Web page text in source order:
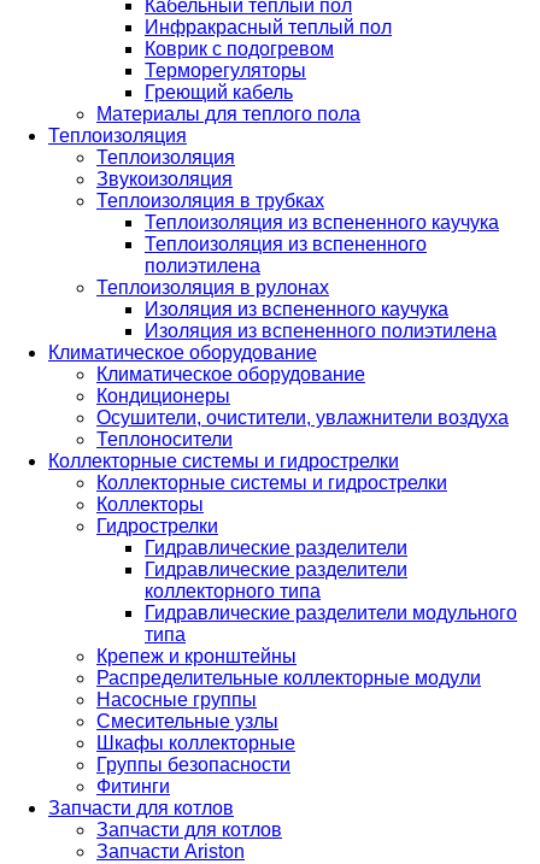
Кабельный теплый пол
Инфракрасный теплый пол
Коврик с подогревом
Терморегуляторы
Греющий кабель
Материалы для теплого пола
Теплоизоляция
Теплоизоляция
Звукоизоляция
Теплоизоляция в трубках
Теплоизоляция из вспененного каучука
Теплоизоляция из вспененного
полиэтилена
Теплоизоляция в рулонах
Изоляция из вспененного каучука
Изоляция из вспененного полиэтилена
Климатическое оборудование
Климатическое оборудование
Кондиционеры
Осушители, очистители, увлажнители воздуха
Теплоносители
Коллекторные системы и гидрострелки
Коллекторные системы и гидрострелки
Коллекторы
Гидрострелки
Гидравлические разделители
Гидравлические разделители
коллекторного типа
Гидравлические разделители модульного
типа
Крепеж и кронштейны
Распределительные коллекторные модули
Насосные группы
Смесительные узлы
Шкафы коллекторные
Группы безопасности
Фитинги
Запчасти для котлов
Запчасти для котлов
Запчасти Ariston